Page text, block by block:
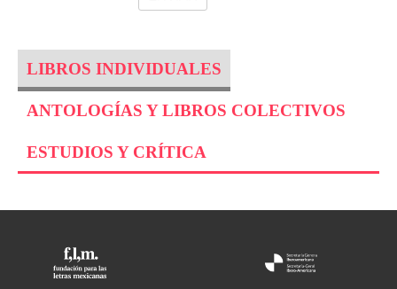
LIBROS INDIVIDUALES
ANTOLOGÍAS Y LIBROS COLECTIVOS
ESTUDIOS Y CRÍTICA